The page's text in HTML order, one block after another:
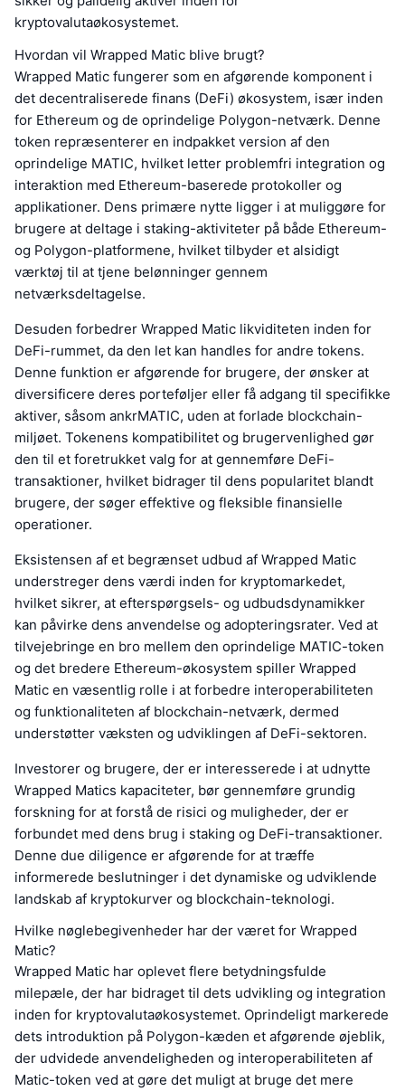
kryptovalutaøkosystemet.
Hvordan vil Wrapped Matic blive brugt?
Wrapped Matic fungerer som en afgørende komponent i
det decentraliserede finans (DeFi) økosystem, især inden
for Ethereum og de oprindelige Polygon-netværk. Denne
token repræsenterer en indpakket version af den
oprindelige MATIC, hvilket letter problemfri integration og
interaktion med Ethereum-baserede protokoller og
applikationer. Dens primære nytte ligger i at muliggøre for
brugere at deltage i staking-aktiviteter på både Ethereum-
og Polygon-platformene, hvilket tilbyder et alsidigt
værktøj til at tjene belønninger gennem
netværksdeltagelse.
Desuden forbedrer Wrapped Matic likviditeten inden for
DeFi-rummet, da den let kan handles for andre tokens.
Denne funktion er afgørende for brugere, der ønsker at
diversificere deres porteføljer eller få adgang til specifikke
aktiver, såsom ankrMATIC, uden at forlade blockchain-
miljøet. Tokenens kompatibilitet og brugervenlighed gør
den til et foretrukket valg for at gennemføre DeFi-
transaktioner, hvilket bidrager til dens popularitet blandt
brugere, der søger effektive og fleksible finansielle
operationer.
Eksistensen af et begrænset udbud af Wrapped Matic
understreger dens værdi inden for kryptomarkedet,
hvilket sikrer, at efterspørgsels- og udbudsdynamikker
kan påvirke dens anvendelse og adopteringsrater. Ved at
tilvejebringe en bro mellem den oprindelige MATIC-token
og det bredere Ethereum-økosystem spiller Wrapped
Matic en væsentlig rolle i at forbedre interoperabiliteten
og funktionaliteten af blockchain-netværk, dermed
understøtter væksten og udviklingen af DeFi-sektoren.
Investorer og brugere, der er interesserede i at udnytte
Wrapped Matics kapaciteter, bør gennemføre grundig
forskning for at forstå de risici og muligheder, der er
forbundet med dens brug i staking og DeFi-transaktioner.
Denne due diligence er afgørende for at træffe
informerede beslutninger i det dynamiske og udviklende
landskab af kryptokurver og blockchain-teknologi.
Hvilke nøglebegivenheder har der været for Wrapped
Matic?
Wrapped Matic har oplevet flere betydningsfulde
milepæle, der har bidraget til dets udvikling og integration
inden for kryptovalutaøkosystemet. Oprindeligt markerede
dets introduktion på Polygon-kæden et afgørende øjeblik,
der udvidede anvendeligheden og interoperabiliteten af
Matic-token ved at gøre det muligt at bruge det mere